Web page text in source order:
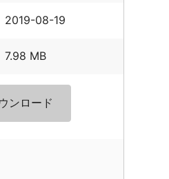
2019-08-19
7.98 MB
ンロード